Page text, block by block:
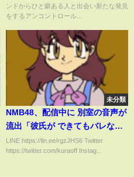
ンドからひと癖ある人と出会い新たな発見
をするアンコントロール...
未分類
NMB48、配信中に 別室の音声が
流出「彼氏が できてもバレなき
ゃOK」#NMB48#AKB48#アイド
ル#石山千尋
LINE https://lin.ee/rgzJHS6 Twitter
https://twitter.com/kuraoff Instag...